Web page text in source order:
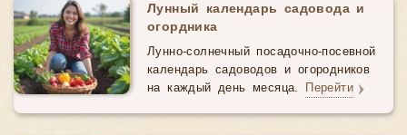
Лунный календарь садовода и
огордника
Лунно-солнечный посадочно-посевной
календарь садоводов и огородников
на каждый день месяца.
Перейти